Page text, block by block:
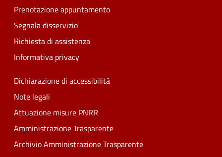
Prenotazione appuntamento
Segnala disservizio
Richiesta di assistenza
Informativa privacy
Dichiarazione di accessibilità
Note legali
Attuazione misure PNRR
Amministrazione Trasparente
Archivio Amministrazione Trasparente